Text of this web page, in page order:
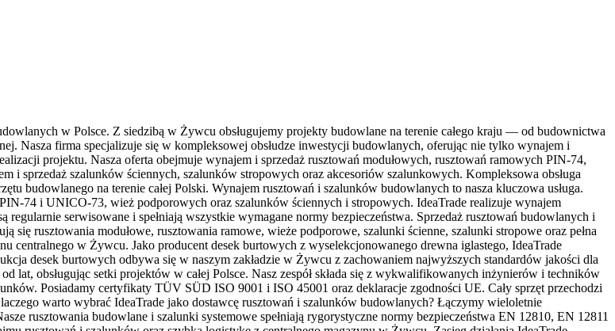
w Polsce. Z siedzibą w Żywcu obsługujemy projekty budowlane na terenie całego kraju — od budownictwa
Nasza firma specjalizuje się w kompleksowej obsłudze inwestycji budowlanych, oferując nie tylko wynajem i
projektu. Nasza oferta obejmuje wynajem i sprzedaż rusztowań modułowych, rusztowań ramowych PIN-74,
sprzedaż szalunków ściennych, szalunków stropowych oraz akcesoriów szalunkowych. Kompleksowa obsługa
budowlanego na terenie całej Polski. Wynajem rusztowań i szalunków budowlanych to nasza kluczowa usługa.
74 i UNICO-73, wież podporowych oraz szalunków ściennych i stropowych. IdeaTrade realizuje wynajem
serwisowane i spełniają wszystkie wymagane normy bezpieczeństwa. Sprzedaż rusztowań budowlanych i
rusztowania modułowe, rusztowania ramowe, wieże podporowe, szalunki ścienne, szalunki stropowe oraz pełna
centralnego w Żywcu. Jako producent desek burtowych z wyselekcjonowanego drewna iglastego, IdeaTrade
desek burtowych odbywa się w naszym zakładzie w Żywcu z zachowaniem najwyższych standardów jakości dla
lat, obsługując setki projektów w całej Polsce. Nasz zespół składa się z wykwalifikowanych inżynierów i techników
Posiadamy certyfikaty TÜV SÜD ISO 9001 i ISO 45001 oraz deklaracje zgodności UE. Cały sprzęt przechodzi
warto wybrać IdeaTrade jako dostawcę rusztowań i szalunków budowlanych? Łączymy wieloletnie
rusztowania budowlane i szalunki systemowe spełniają rygorystyczne normy bezpieczeństwa EN 12810, EN 12811